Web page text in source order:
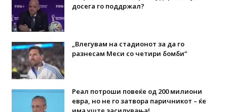
досега го поддржал?
„Влегувам на стадионот за да го
разнесам Меси со четири бомби“
Реал потроши повеќе од 200 милиони
евра, но не го затвора паричникот – ќе